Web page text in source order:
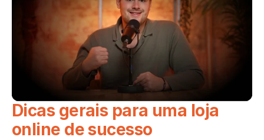
Dicas gerais para uma loja
online de sucesso